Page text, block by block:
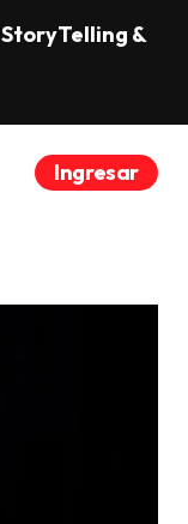
&
Ingresar